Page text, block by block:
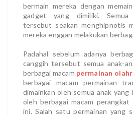
bermain mereka dengan
gadget yang dimiliki. Semua
tersebut seakan menghipnotis
mereka enggan melakukan
Padahal sebelum adanya
canggih tersebut semua anak-
berbagai macam permainan
berbagai macam permainan
dimainkan oleh semua anak
oleh berbagai macam
ini. Salah satu permainan yang